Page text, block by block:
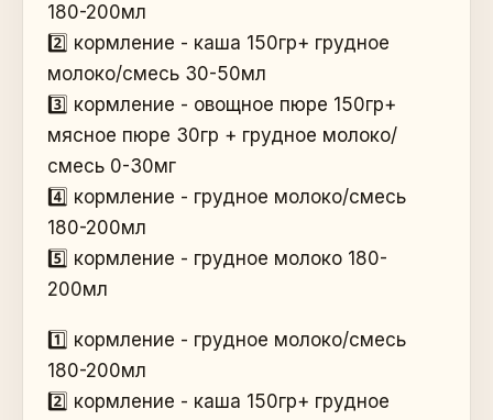
180-200мл
2️⃣ кормление - каша 150гр+ грудное
молоко/смесь 30-50мл
3️⃣ кормление - овощное пюре 150гр+
мясное пюре 30гр + грудное молоко/
смесь 0-30мг
4️⃣ кормление - грудное молоко/смесь
180-200мл
5️⃣ кормление - грудное молоко 180-
200мл
1️⃣ кормление - грудное молоко/смесь
180-200мл
2️⃣ кормление - каша 150гр+ грудное